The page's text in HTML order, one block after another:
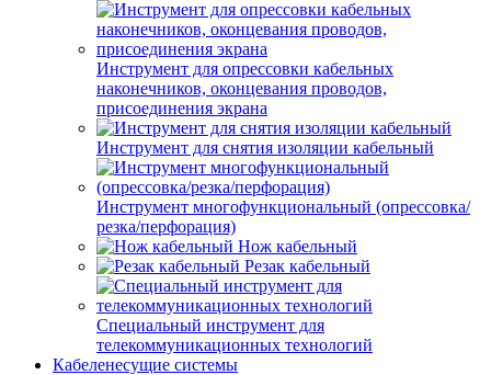
Инструмент для опрессовки кабельных
наконечников, оконцевания проводов,
присоединения экрана
Инструмент для снятия изоляции кабельный
Инструмент многофункциональный (опрессовка/
резка/перфорация)
Нож кабельный
Резак кабельный
Специальный инструмент для
телекоммуникационных технологий
Кабеленесущие системы